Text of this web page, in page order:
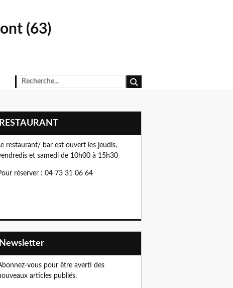
(63)
RESTAURANT
restaurant/ bar est ouvert les jeudis,
et samedi de 10h00 à 15h30
réserver : 04 73 31 06 64
Newsletter
vous pour être averti des
articles publiés.